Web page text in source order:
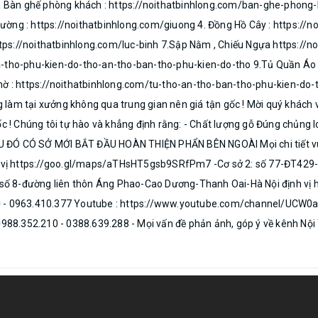
ghế phòng khách : https://noithatbinhlong.com/ban-ghe-phong-
: https://noithatbinhlong.com/giuong 4. Đồng Hồ Cây : https://
noithatbinhlong.com/luc-binh 7.Sập Nằm , Chiếu Ngựa https://
phu-kien-do-tho-an-tho-ban-tho-phu-kien-do-tho 9.Tủ Quần
: https://noithatbinhlong.com/tu-tho-an-tho-ban-tho-phu-kien-do-
tại xưởng không qua trung gian nên giá tận gốc ! Mời quý khách
! Chúng tôi tự hào và khẳng định rằng: - Chất lượng gỗ Đúng
CÓ SỞ MỚI BẮT ĐẦU HOÀN THIỆN PHẨN BÊN NGOÀI Mọi chi tiết
https://goo.gl/maps/aTHsHT5gsb9SRfPm7 -Cơ sở 2: số 77-
8-đường liên thôn Áng Phao-Cao Dương-Thanh Oai-Hà Nội định
0963.410.377 Youtube : https://www.youtube.com/channel/
- 0388.639.288 - Mọi vấn đề phản ảnh, góp ý về kênh Nội